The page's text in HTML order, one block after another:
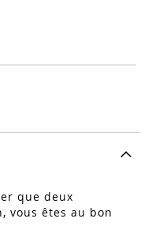
que deux
vous êtes au bon